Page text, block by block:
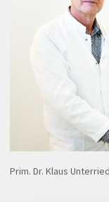
Prim. Dr. Klaus